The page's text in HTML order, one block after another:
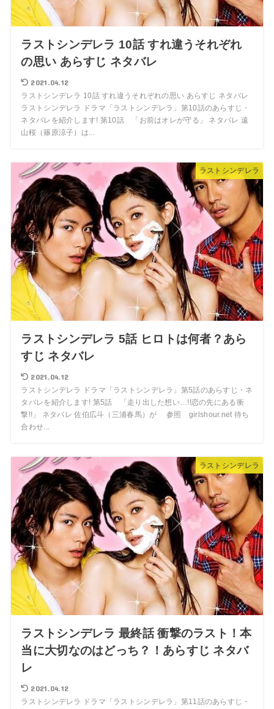
ラストシンデレラ 10話 すれ違うそれぞれ
の思い あらすじ ネタバレ
2021.04.12
ラストシンデレラ 10話 すれ違うそれぞれの思い あらすじ ネタバレ
ラストシンデレラ ドラマ「ラストシンデレラ」第10話のあらすじ・
ネタバレを紹介します! 第10話 「お前はオレが守る」 ネタバレ 遠
山桜（篠原涼子）は...
ラストシンデレラ
ラストシンデレラ 5話 ヒロトは何者？あら
すじ ネタバレ
2021.04.12
ラストシンデレラ ドラマ「ラストシンデレラ」第5話のあらすじ・ネ
タバレを紹介します! 第5話 「走り出した想い…!!恋の先にある衝
撃!!」 ネタバレ 佐伯広斗（三浦春馬）が 参照 girlshour.net 待ち
合わせ...
ラストシンデレラ
ラストシンデレラ 最終話 衝撃のラスト！本
当に大切なのはどっち？！あらすじ ネタバ
レ
2021.04.12
ラストシンデレラ ドラマ「ラストシンデレラ」第11話のあらすじ・